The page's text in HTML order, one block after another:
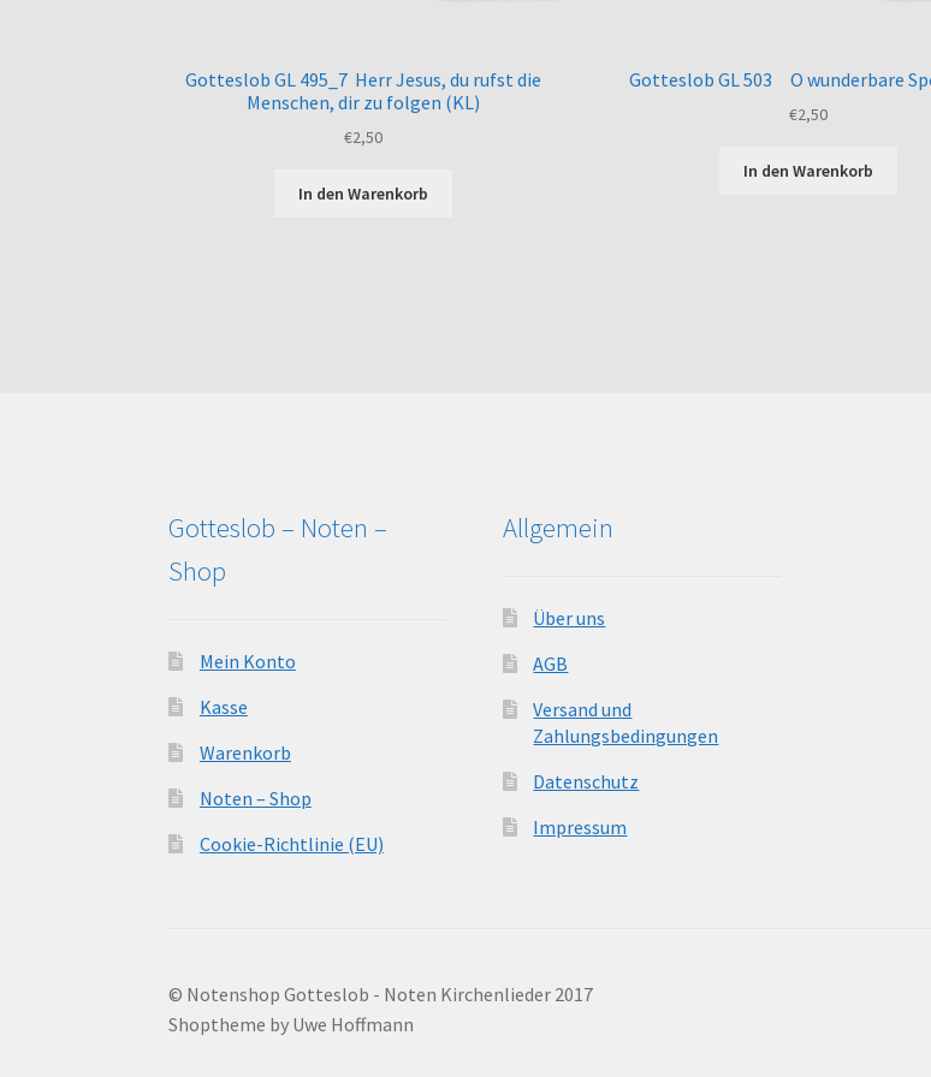
Gotteslob GL 495_7 Herr Jesus, du rufst die
Menschen, dir zu folgen (KL)
€2,50
In den Warenkorb
Gotteslob GL 503 O wunderbare
€2,50
In den Warenkorb
Gotteslob – Noten –
Shop
Mein Konto
Kasse
Warenkorb
Noten – Shop
Cookie-Richtlinie (EU)
Allgemein
Über uns
AGB
Versand und
Zahlungsbedingungen
Datenschutz
Impressum
© Notenshop Gotteslob - Noten Kirchenlieder 2017
Shoptheme by Uwe Hoffmann